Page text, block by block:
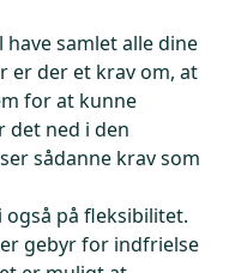
samlet alle dine
er der et krav om, at
for at kunne
ned i den
sådanne krav som
på fleksibilitet.
gebyr for indfrielse